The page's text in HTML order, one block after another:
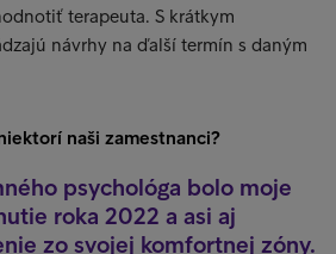
terapeuta. S krátkym
návrhy na ďalší termín s daným
naši zamestnanci?
psychológa bolo moje
roka 2022 a asi aj
zo svojej komfortnej zóny.